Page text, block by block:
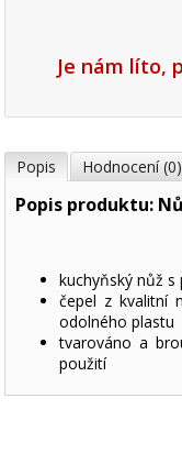
Je nám líto,
Popis Hodnocení (0)
Popis produktu:
kuchyňský nůž
čepel z kvalitní
odolného plastu
tvarováno a
použití